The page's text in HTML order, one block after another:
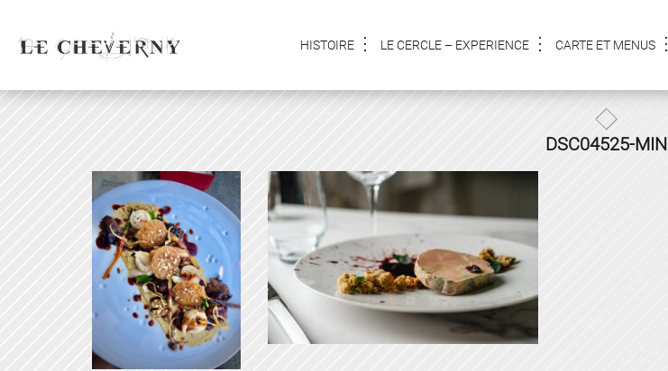
HISTOIRE LE CERCLE – EXPERIENCE CARTE ET MENUS
DSC04525-MIN